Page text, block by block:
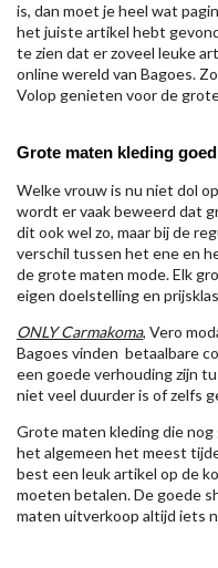
is, dan moet je heel wat
het juiste artikel hebt
te zien dat er zoveel leuke
online wereld van Bagoes.
Volop genieten voor de
Grote maten kleding
Welke vrouw is nu niet dol
wordt er vaak beweerd dat
dit ook wel zo, maar bij de
verschil tussen het ene en
de grote maten mode. Elk
eigen doelstelling en
ONLY Carmakoma, Vero
Bagoes vinden betaalbare
een goede verhouding zijn
niet veel duurder is of zelfs
Grote maten kleding die
het algemeen het meest
best een leuk artikel op de
moeten betalen. De goede
maten uitverkoop altijd iets